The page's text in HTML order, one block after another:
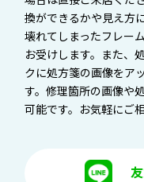
換ができるかや見え方
壊れてしまったフレー
お受けします。また、
クに処方箋の画像をア
す。修理箇所の画像や
可能です。お気軽にご